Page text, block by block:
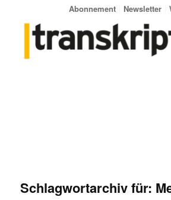
Abonnement Newsletter
Schlagwortarchiv für: